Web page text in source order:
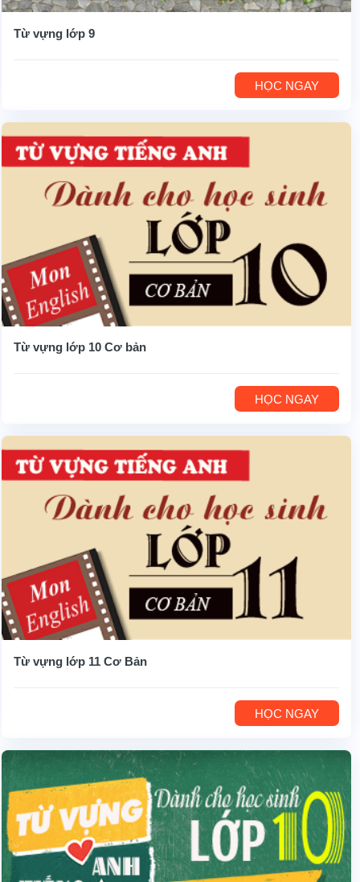
Từ vựng lớp 9
HỌC NGAY
Từ vựng lớp 10 Cơ bản
HỌC NGAY
Từ vựng lớp 11 Cơ Bản
HỌC NGAY